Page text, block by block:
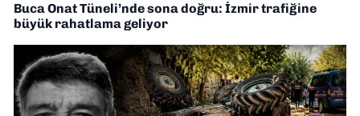
Buca Onat Tüneli’nde sona doğru: İzmir trafiğine
büyük rahatlama geliyor